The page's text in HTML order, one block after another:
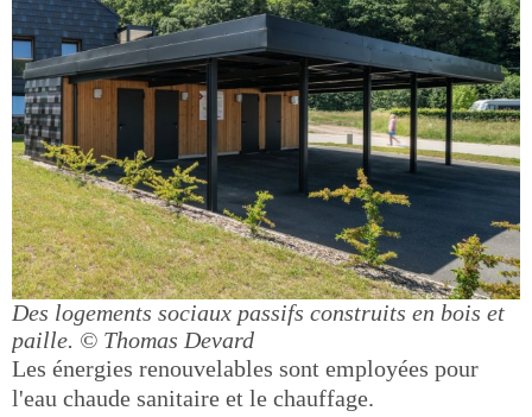
Des logements sociaux passifs construits en bois et
paille. © Thomas Devard
Les énergies renouvelables sont employées pour
l'eau chaude sanitaire et le chauffage.